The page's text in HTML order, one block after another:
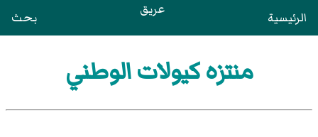
الرئيسية عريق بحث
منتزه كيولات الوطني